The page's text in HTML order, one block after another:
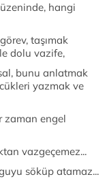
hangi
taşımak
dolu vazife,
bunu anlatmak
yazmak ve
zaman engel
vazgeçemez...
söküp atamaz...